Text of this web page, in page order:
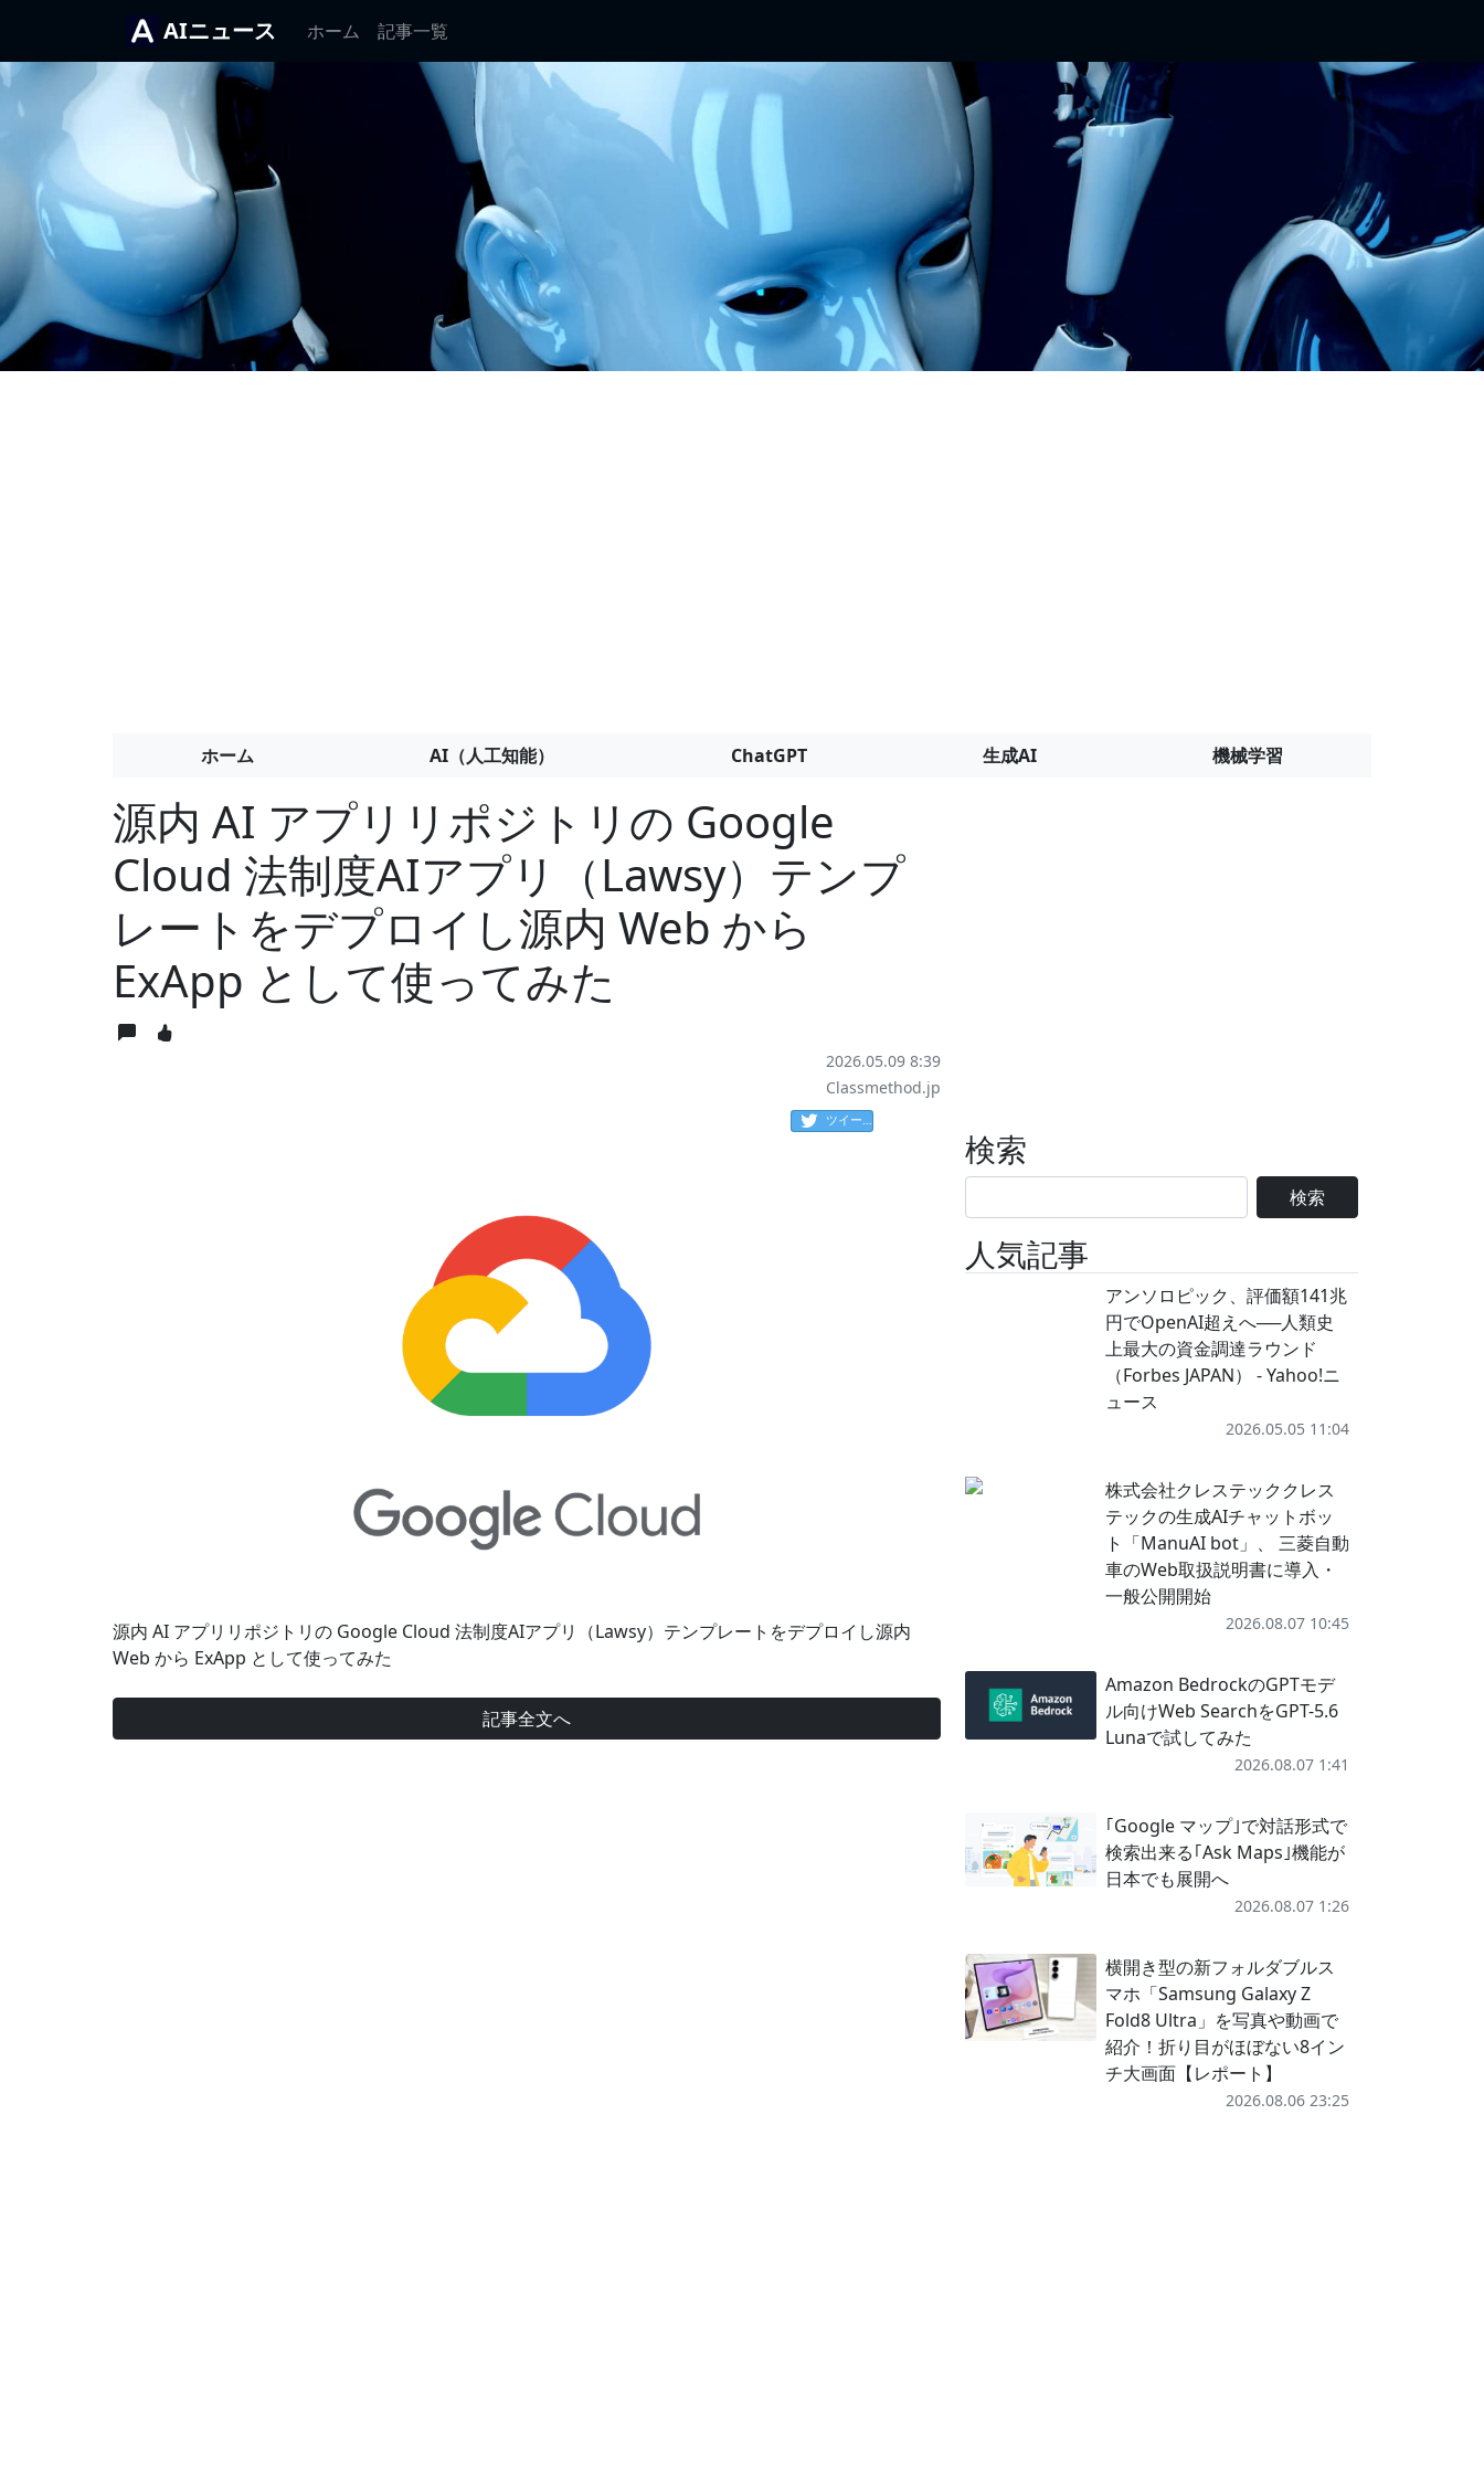
AIニュース ホーム 記事一覧
ホーム AI（人工知能） ChatGPT 生成AI 機械学習
源内 AI アプリリポジトリの Google
Cloud 法制度AIアプリ（Lawsy）テンプ
レートをデプロイし源内 Web から
ExApp として使ってみた
2026.05.09 8:39
Classmethod.jp
ツイート
源内 AI アプリリポジトリの Google Cloud 法制度AIアプリ（Lawsy）テンプレートをデプロイし源内
Web から ExApp として使ってみた
記事全文へ
検索
検索
人気記事
アンソロピック、評価額141兆
円でOpenAI超えへ──人類史
上最大の資金調達ラウンド
（Forbes JAPAN） - Yahoo!ニ
ュース
2026.05.05 11:04
株式会社クレステッククレス
テックの生成AIチャットボッ
ト「ManuAI bot」、 三菱自動
車のWeb取扱説明書に導入・
一般公開開始
2026.08.07 10:45
Amazon BedrockのGPTモデ
ル向けWeb SearchをGPT-5.6
Lunaで試してみた
2026.08.07 1:41
｢Google マップ｣で対話形式で
検索出来る｢Ask Maps｣機能が
日本でも展開へ
2026.08.07 1:26
横開き型の新フォルダブルス
マホ「Samsung Galaxy Z
Fold8 Ultra」を写真や動画で
紹介！折り目がほぼない8イン
チ大画面【レポート】
2026.08.06 23:25